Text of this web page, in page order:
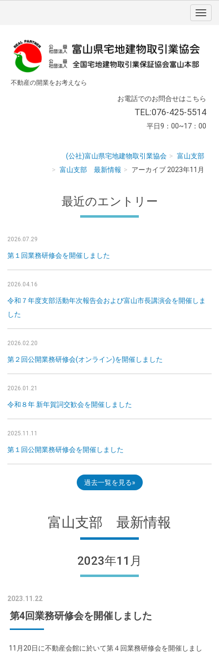
不動産の開業をお考えなら
お電話でのお問合せはこちら
TEL:076-425-5514
平日9：00~17：00
(公社)富山県宅地建物取引業協会
富山支部
富山支部 最新情報
アーカイブ 2023年11月
最近のエントリー
2026.07.29
第１回業務研修会を開催しました
2026.04.16
令和７年度支部活動年次報告会および富山市長講演会を開催しま
した
2026.02.20
第２回公開業務研修会(オンライン)を開催しました
2026.01.21
令和８年 新年賀詞交歓会を開催しました
2025.11.11
第１回公開業務研修会を開催しました
過去一覧を見る
富山支部 最新情報
2023年11月
2023.11.22
第4回業務研修会を開催しました
11月20日に不動産会館に於いて第４回業務研修会を開催しまし